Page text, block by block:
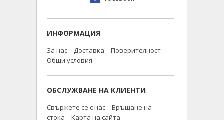
ИНФОРМАЦИЯ
За нас Доставка
Поверителност
Общи условия
ОБСЛУЖВАНЕ НА КЛИЕНТИ
Свържете се с нас
Връщане на
стока
Карта на сайта